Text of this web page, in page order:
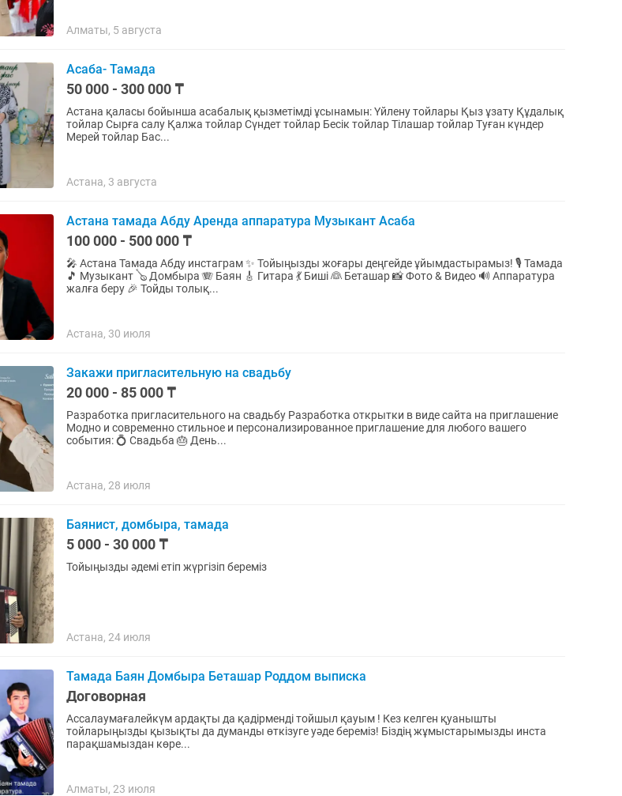
Алматы, 5 августа
Асаба- Тамада
50 000 - 300 000 ₸
Астана қаласы бойынша асабалық қызметімді ұсынамын: Үйлену тойлары Қыз ұзату Құдалық
тойлар Сырға салу Қалжа тойлар Сүндет тойлар Бесік тойлар Тілашар тойлар Туған күндер
Мерей тойлар Бас...
Астана, 3 августа
Астана тамада Абду Аренда аппаратура Музыкант Асаба
100 000 - 500 000 ₸
🎤 Астана Тамада Абду инстаграм ✨ Тойыңызды жоғары деңгейде ұйымдастырамыз! 🎙 Тамада
🎵 Музыкант 🪕 Домбыра 🪗 Баян 🎸 Гитара 💃 Биші 👰 Беташар 📸 Фото & Видео 🔊 Аппаратура
жалға беру 🎉 Тойды толық...
Астана, 30 июля
Закажи пригласительную на свадьбу
20 000 - 85 000 ₸
Разработка пригласительного на свадьбу Разработка открытки в виде сайта на приглашение
Модно и современно стильное и персонализированное приглашение для любого вашего
события: 💍 Свадьба 🎂 День...
Астана, 28 июля
Баянист, домбыра, тамада
5 000 - 30 000 ₸
Тойыңызды әдемі етіп жүргізіп береміз
Астана, 24 июля
Тамада Баян Домбыра Беташар Роддом выписка
Договорная
Ассалаумағалейкүм ардақты да қадірменді тойшыл қауым ! Кез келген қуанышты
тойларыңызды қызықты да думанды өткізуге уәде береміз! Біздің жұмыстарымызды инста
парақшамыздан көре...
Алматы, 23 июля